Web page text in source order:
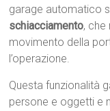
garage automatico
schiacciamento, che
movimento della
l’operazione.
Questa funzionalità
persone e oggetti e